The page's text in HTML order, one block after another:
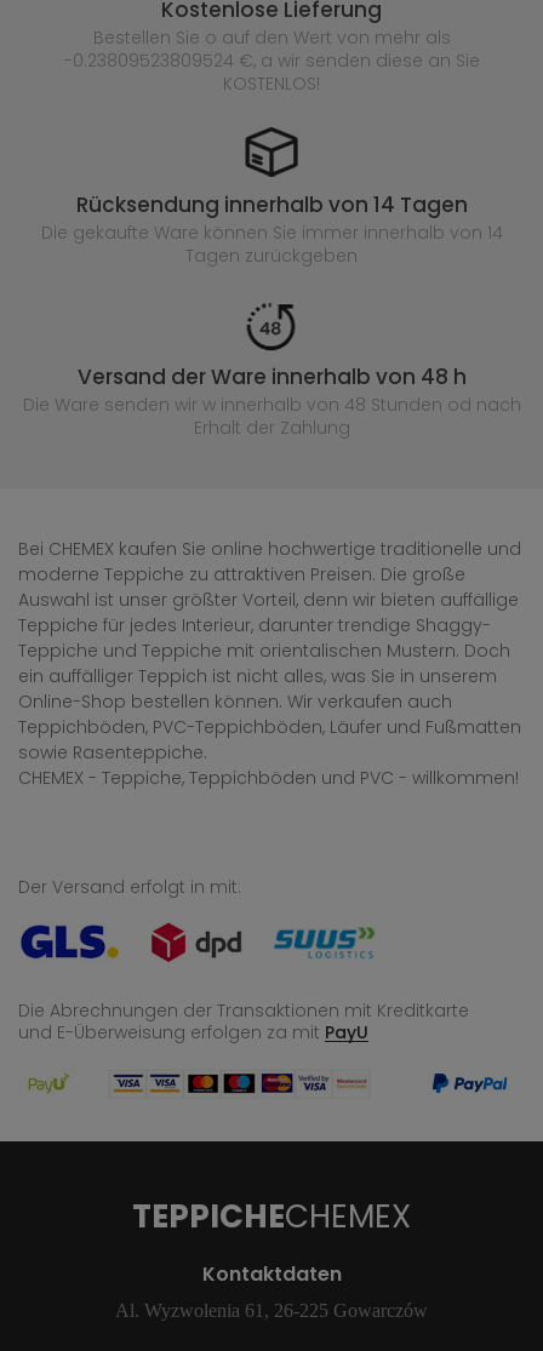
Kostenlose Lieferung
Bestellen Sie o auf den Wert von mehr als
-0.23809523809524 €, a wir senden diese an Sie
KOSTENLOS!
Rücksendung innerhalb von 14 Tagen
Die gekaufte Ware können Sie immer innerhalb von 14
Tagen zurückgeben
Versand der Ware innerhalb von 48 h
Die Ware senden wir w innerhalb von 48 Stunden od nach
Erhalt der Zahlung
Bei CHEMEX kaufen Sie online hochwertige traditionelle und
moderne Teppiche zu attraktiven Preisen. Die große
Auswahl ist unser größter Vorteil, denn wir bieten auffällige
Teppiche für jedes Interieur, darunter trendige Shaggy-
Teppiche und Teppiche mit orientalischen Mustern. Doch
ein auffälliger Teppich ist nicht alles, was Sie in unserem
Online-Shop bestellen können. Wir verkaufen auch
Teppichböden, PVC-Teppichböden, Läufer und Fußmatten
sowie Rasenteppiche.
CHEMEX - Teppiche, Teppichböden und PVC - willkommen!
Der Versand erfolgt in mit:
Die Abrechnungen der Transaktionen mit Kreditkarte
und E-Überweisung erfolgen za mit PayU
TEPPICHECHEMEX
Kontaktdaten
Al. Wyzwolenia 61, 26-225 Gowarczów